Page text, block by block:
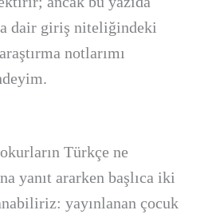
dair giriş niteliğindeki
notlarımı
Türkçe ne
yanıt ararken başlıca iki
yayınlanan çocuk